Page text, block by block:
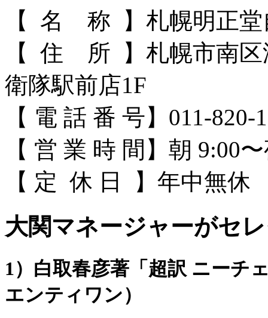
【 名 称 】札幌明正堂
【 住 所 】札幌市南区
衛隊駅前店1F
【 電 話 番 号】011-820-
【 営 業 時 間】朝 9:00
【 定 休 日 】年中無休
大関マネージャーがセ
1）白取春彦著「超訳 ニーチ
エンティワン）